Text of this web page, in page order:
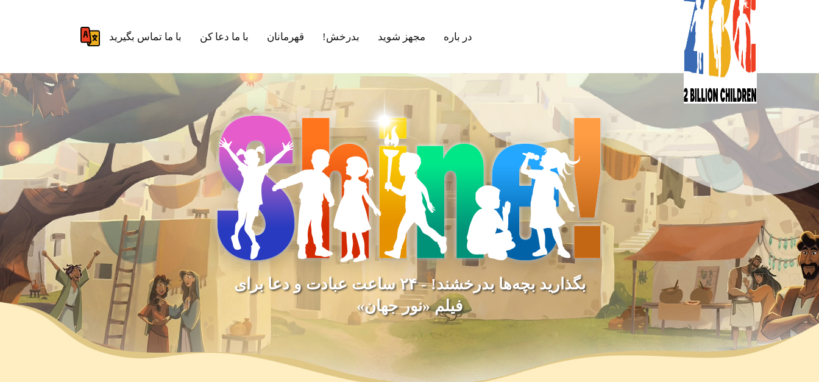
در باره مجهز شوید بدرخش! قهرمانان با ما دعا کن با ما تماس بگیرید
بگذارید بچه‌ها بدرخشند! - ۲۴ ساعت عبادت و دعا برای
فیلم «نور جهان»